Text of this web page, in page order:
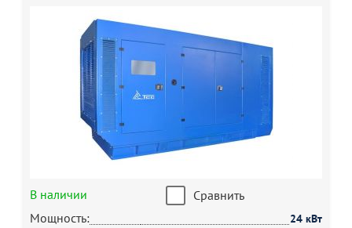
В наличии
Сравнить
Мощность:
24 кВт